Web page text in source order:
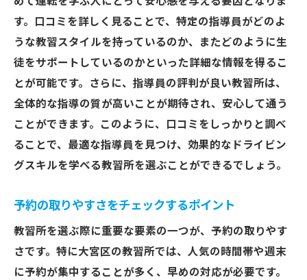
口コミで得られる安心感を活用する
質の高い指導を提供する教習所の特徴
口コミで理解する教習所の教育方針
大宮区の教習所の指導員の評判
教習所の安全対策を口コミで評価
最新設備を備えた教習所の見分け方
大宮区の教習所の現状を口コミで理解
す。口コミを詳しく見ることで、特定の指導員がどのよ
うな教習スタイルを持っているのか、またどのように生
徒をサポートしているのかといった詳細な情報を得るこ
とが可能です。さらに、指導員の評判が良い教習所は、
全体的な指導の質が高いことが期待され、安心して通う
ことができます。このように、口コミをしっかりと調べ
ることで、最適な指導員を見つけ、効果的なドライビン
グスキルを学べる教習所を選ぶことができるでしょう。
予約の取りやすさをチェックするポイント
教習所を選ぶ際に重要な要素の一つが、予約の取りやす
さです。特に大宮区の教習所では、人気の時間帯や週末
に予約が集中することが多く、早めの対応が必要です。